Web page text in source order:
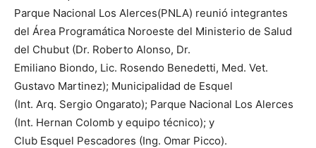
Parque Nacional Los Alerces(PNLA) reunió integrantes
del Área Programática Noroeste del Ministerio de Salud
del Chubut (Dr. Roberto Alonso, Dr.
Emiliano Biondo, Lic. Rosendo Benedetti, Med. Vet.
Gustavo Martinez); Municipalidad de Esquel
(Int. Arq. Sergio Ongarato); Parque Nacional Los Alerces
(Int. Hernan Colomb y equipo técnico); y
Club Esquel Pescadores (Ing. Omar Picco).